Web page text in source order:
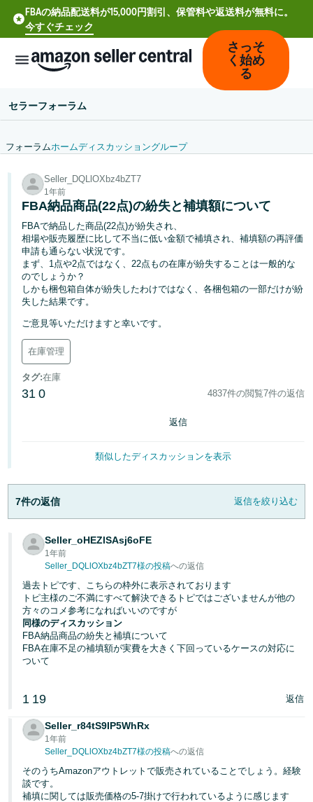
FBAの納品配送料が15,000円割引、保管料や返送料が無料に。
今すぐチェック
文
-
CN
Deutsch
- DE
Español
Français
- FR
Italiano
KR
日
本
-
JP
English
- JP
イ
ン
さ
っ
そ
く
始
め
さっそ
く始め
る
セラーフォーラム
フォーラムホームディスカッショングループ
Seller_DQLlOXbz4bZT7
1年前
FBA納品商品(22点)の紛失と補填額について
FBAで納品した商品(22点)が紛失され、
相場や販売履歴に比して不当に低い金額で補填され、補填額の再評価
申請も通らない状況です。
まず、1点や2点ではなく、22点もの在庫が紛失することは一般的な
のでしょうか？
しかも梱包箱自体が紛失したわけではなく、各梱包箱の一部だけが紛
失した結果です。
ご意見等いただけますと幸いです。
在庫管理
タグ:在庫
31 0 4837件の閲覧7件の返信
返信
類似したディスカッションを表示
7件の返信 返信を絞り込む
Seller_oHEZlSAsj6oFE
1年前
Seller_DQLlOXbz4bZT7様の投稿への返信
過去トピです、こちらの枠外に表示されております
トピ主様のご不満にすべて解決できるトピではございませんが他の
方々のコメ参考になればいいのですが
同様のディスカッション
FBA納品商品の紛失と補填について
FBA在庫不足の補填額が実費を大きく下回っているケースの対応に
ついて
1 19 返信
Seller_r84tS9IP5WhRx
1年前
Seller_DQLlOXbz4bZT7様の投稿への返信
そのうちAmazonアウトレットで販売されていることでしょう。経験
談です。
補填に関しては販売価格の5-7掛けで行われているように感じます